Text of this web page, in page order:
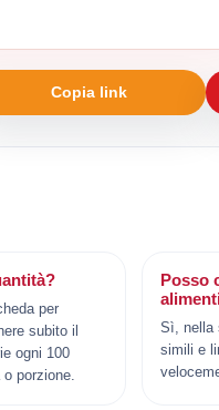
Copia link
per
subito il
ogni 100
porzione.
Posso
Sì, nella
simili e